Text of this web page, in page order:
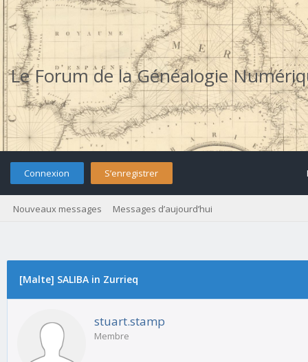
Le Forum de la Généalogie
Connexion S’enregistrer
Nouveaux messages Messages d’aujourd’hui
[Malte] SALIBA in Zurrieq
stuart.stamp
Membre